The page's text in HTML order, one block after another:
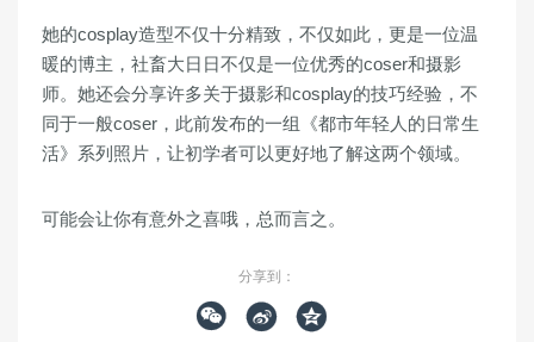
她的cosplay造型不仅十分精致，不仅如此，更是一位温
暖的博主，社畜大日日不仅是一位优秀的coser和摄影
师。她还会分享许多关于摄影和cosplay的技巧经验，不
同于一般coser，此前发布的一组《都市年轻人的日常生
活》系列照片，让初学者可以更好地了解这两个领域。
可能会让你有意外之喜哦，总而言之。
分享到：
  